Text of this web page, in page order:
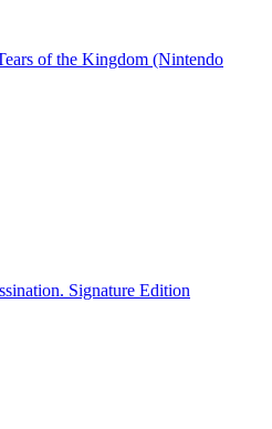
of the Kingdom (Nintendo
Signature Edition